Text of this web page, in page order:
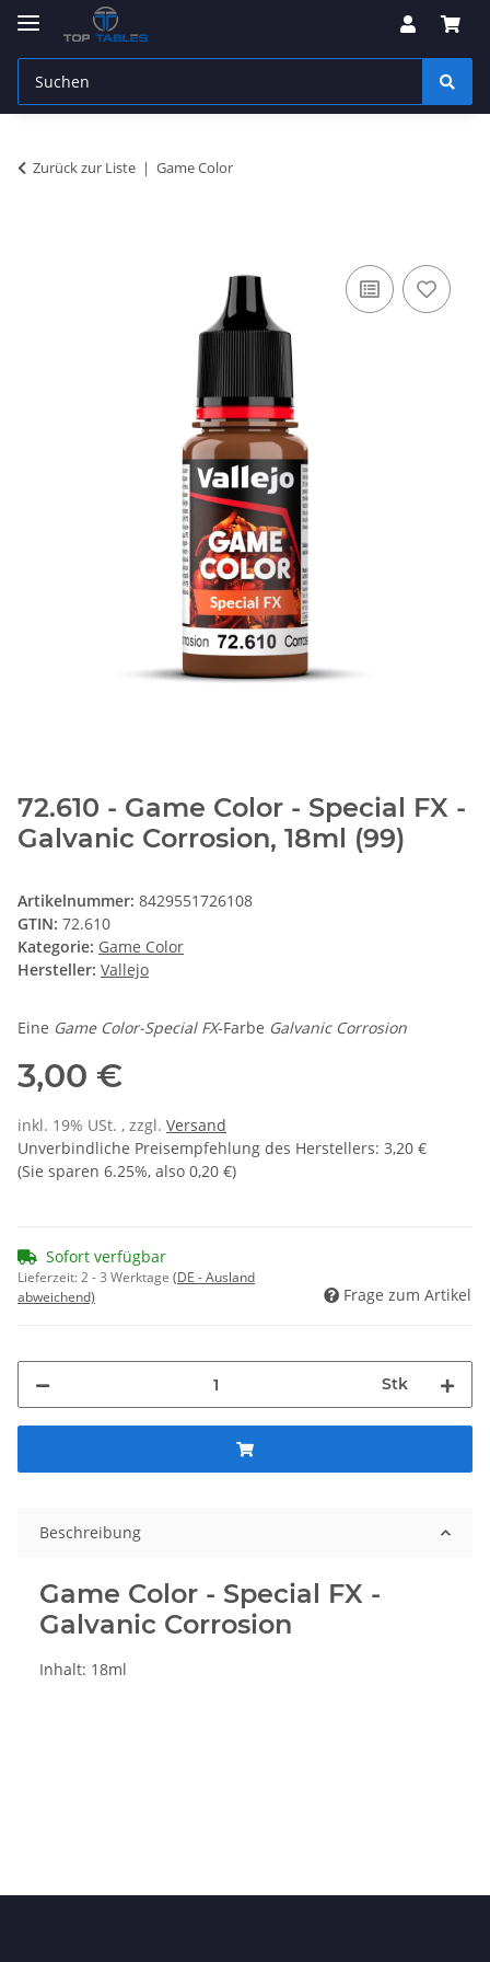
Zurück zur Liste Game Color
72.610 - Game Color - Special FX -
Galvanic Corrosion, 18ml (99)
Artikelnummer: 8429551726108
GTIN: 72.610
Kategorie: Game Color
Hersteller: Vallejo
Eine Game Color-Special FX-Farbe Galvanic Corrosion
3,00 €
inkl. 19% USt. , zzgl. Versand
Unverbindliche Preisempfehlung des Herstellers: 3,20 €
(Sie sparen 6.25%, also 0,20 €)
Sofort verfügbar
Lieferzeit:2 - 3 Werktage (DE - Ausland
abweichend)
Frage zum Artikel
Stk
Beschreibung
Game Color - Special FX -
Galvanic Corrosion
Inhalt: 18ml